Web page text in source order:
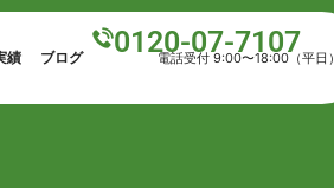
績 ブログ 0120-07-7107
電話受付 9:00〜18:00（平日）